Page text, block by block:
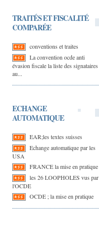
TRAITÉS ET FISCALITÉ
COMPARÉE
conventions et traites
La convention ocde anti
évasion fiscale la liste des signataires
au...
ECHANGE
AUTOMATIQUE
EAR;les textes suisses
Echange automatique par les
USA
FRANCE la mise en pratique
les 26 LOOPHOLES vus par
l'OCDE
OCDE ; la mise en pratique